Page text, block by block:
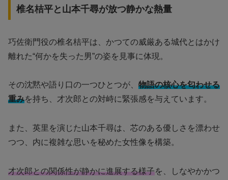
椎名桔平と山本千尋が放つ静かな熱量
巧佐衛門役の椎名桔平は、かつての威厳ある城代とはかけ
離れた“何かを失った男”の姿を見事に体現。
その沈黙や語り口の一つひとつが、 物語の核心を匂わせる
重みを持ち、才次郎との対峙に緊張感を与えています。
また、英里を演じた山本千尋は、芯のある優しさを漂わせ
つつ、内に複雑な思いを秘めた女性像を構築。
才次郎との関係性が静かに進展する様子を、しなやかかつ